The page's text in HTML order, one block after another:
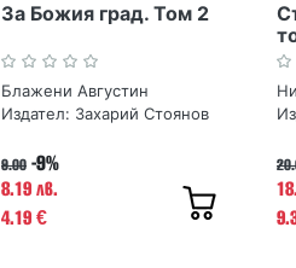
За Божия град. Том 2
Блажени Августин
Издател: Захарий Стоянов
9.00 -9%
8.19 лв.
4.19 €